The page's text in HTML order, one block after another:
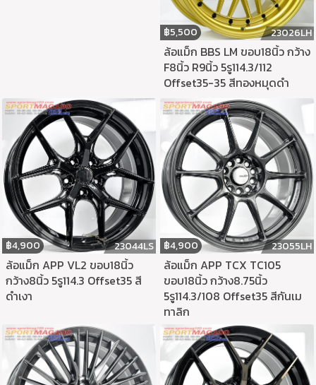
฿5,500 23026LH
ล้อแม็ก BBS LM ขอบ18นิ้ว กว้าง
F8นิ้ว R9นิ้ว 5รู114.3/112
Offset35-35 สีทองหมุดดำ
฿4,900 23044LS
ล้อแม็ก APP VL2 ขอบ18นิ้ว
กว้าง8นิ้ว 5รู114.3 Offset35 สี
ดำเงา
฿4,900 23055LH
ล้อแม็ก APP TCX TC105
ขอบ18นิ้ว กว้าง8.75นิ้ว
5รู114.3/108 Offset35 สีกันเม
ทาลิก